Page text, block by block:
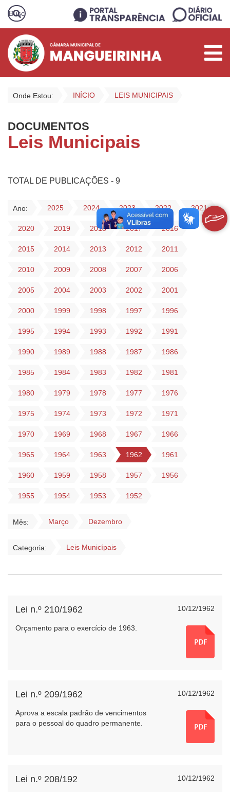
Onde Estou: INÍCIO LEIS MUNICIPAIS
DOCUMENTOS
Leis Municipais
TOTAL DE PUBLICAÇÕES - 9
Ano: 2025 2024 2023 2022 2021
2020 2019 2018 2017 2016
2015 2014 2013 2012 2011
2010 2009 2008 2007 2006
2005 2004 2003 2002 2001
2000 1999 1998 1997 1996
1995 1994 1993 1992 1991
1990 1989 1988 1987 1986
1985 1984 1983 1982 1981
1980 1979 1978 1977 1976
1975 1974 1973 1972 1971
1970 1969 1968 1967 1966
1965 1964 1963 1962 1961
1960 1959 1958 1957 1956
1955 1954 1953 1952
Mês: Março Dezembro
Categoria: Leis Municípais
10/12/1962
Lei n.º 210/1962
Orçamento para o exercício de 1963.
10/12/1962
Lei n.º 209/1962
Aprova a escala padrão de vencimentos
para o pessoal do quadro permanente.
10/12/1962
Lei n.º 208/192